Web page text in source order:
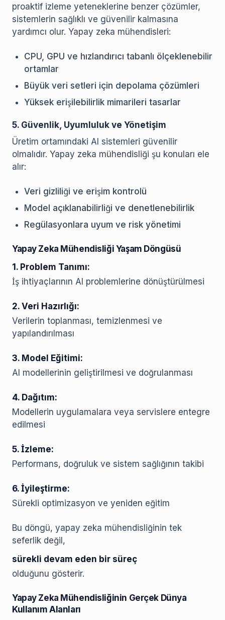
proaktif izleme yeteneklerine benzer çözümler,
sistemlerin sağlıklı ve güvenilir kalmasına
yardımcı olur. Yapay zeka mühendisleri:
CPU, GPU ve hızlandırıcı tabanlı ölçeklenebilir
ortamlar
Büyük veri setleri için depolama çözümleri
Yüksek erişilebilirlik mimarileri tasarlar
5. Güvenlik, Uyumluluk ve Yönetişim
Üretim ortamındaki AI sistemleri güvenilir
olmalıdır. Yapay zeka mühendisliği şu konuları ele
alır:
Veri gizliliği ve erişim kontrolü
Model açıklanabilirliği ve denetlenebilirlik
Regülasyonlara uyum ve risk yönetimi
Yapay Zeka Mühendisliği Yaşam Döngüsü
1. Problem Tanımı:
İş ihtiyaçlarının AI problemlerine dönüştürülmesi
2. Veri Hazırlığı:
Verilerin toplanması, temizlenmesi ve
yapılandırılması
3. Model Eğitimi:
AI modellerinin geliştirilmesi ve doğrulanması
4. Dağıtım:
Modellerin uygulamalara veya servislere entegre
edilmesi
5. İzleme:
Performans, doğruluk ve sistem sağlığının takibi
6. İyileştirme:
Sürekli optimizasyon ve yeniden eğitim
Bu döngü, yapay zeka mühendisliğinin tek
seferlik değil,
sürekli devam eden bir süreç
olduğunu gösterir.
Yapay Zeka Mühendisliğinin Gerçek Dünya
Kullanım Alanları